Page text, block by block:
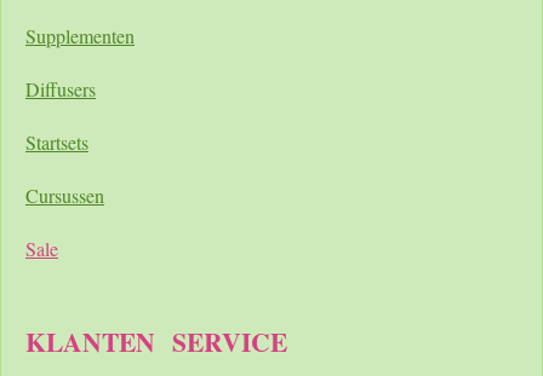
Supplementen
Diffusers
Startsets
Cursussen
Sale
KLANTEN SERVICE